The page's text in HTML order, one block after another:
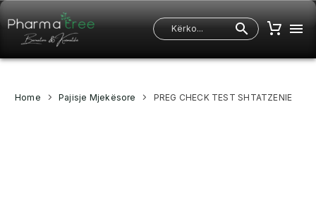
Home Pajisje Mjekësore PREG CHECK TEST SHTATZENIE